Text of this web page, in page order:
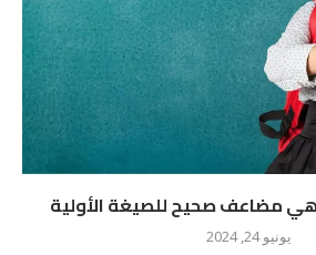
هي مضاعف صحيح للصيغة الأولية
يونيو 24, 2024